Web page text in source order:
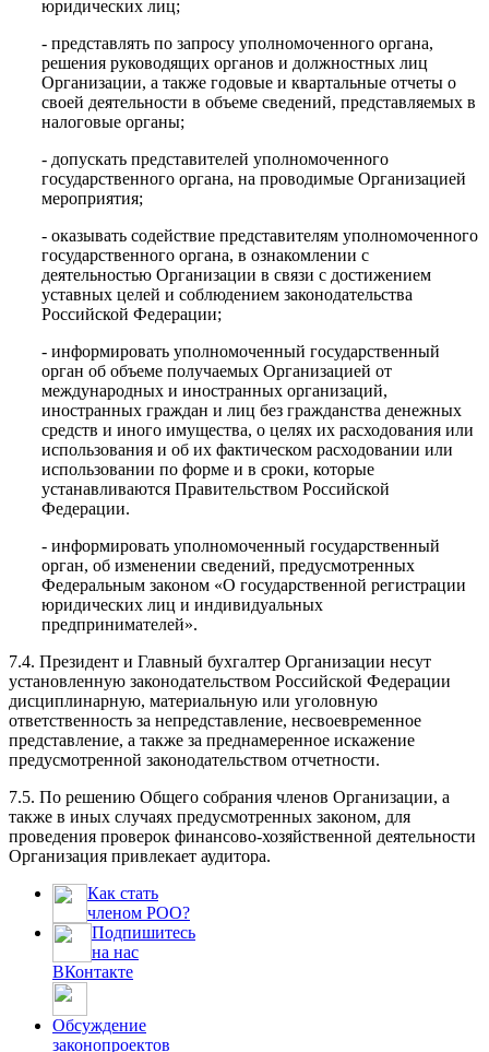
юридических лиц;
- представлять по запросу уполномоченного органа,
решения руководящих органов и должностных лиц
Организации, а также годовые и квартальные отчеты о
своей деятельности в объеме сведений, представляемых в
налоговые органы;
- допускать представителей уполномоченного
государственного органа, на проводимые Организацией
мероприятия;
- оказывать содействие представителям уполномоченного
государственного органа, в ознакомлении с
деятельностью Организации в связи с достижением
уставных целей и соблюдением законодательства
Российской Федерации;
- информировать уполномоченный государственный
орган об объеме получаемых Организацией от
международных и иностранных организаций,
иностранных граждан и лиц без гражданства денежных
средств и иного имущества, о целях их расходования или
использования и об их фактическом расходовании или
использовании по форме и в сроки, которые
устанавливаются Правительством Российской
Федерации.
- информировать уполномоченный государственный
орган, об изменении сведений, предусмотренных
Федеральным законом «О государственной регистрации
юридических лиц и индивидуальных
предпринимателей».
7.4. Президент и Главный бухгалтер Организации несут
установленную законодательством Российской Федерации
дисциплинарную, материальную или уголовную
ответственность за непредставление, несвоевременное
представление, а также за преднамеренное искажение
предусмотренной законодательством отчетности.
7.5. По решению Общего собрания членов Организации, а
также в иных случаях предусмотренных законом, для
проведения проверок финансово-хозяйственной деятельности
Организация привлекает аудитора.
Как стать
членом РОО?
Подпишитесь
на нас
ВКонтакте
Обсуждение
законопроектов